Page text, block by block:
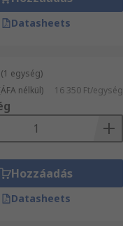
Datasheets
egység)
nélkül) 16 350 Ft/egység
Hozzáadás
Datasheets